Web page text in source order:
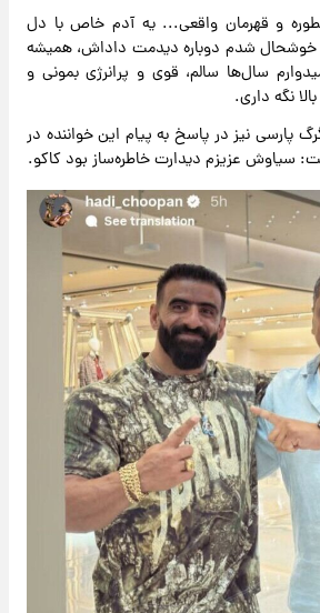
و قهرمان واقعی... یه آدم خاص با دل
خوشحال شدم دوباره دیدمت داداش، همیشه
سال‌ها سالم، قوی و پرانرژی بمونی و
نگه داری.
پارسی نیز در پاسخ به پیام این خواننده در
عزیزم دیدارت خاطره‌ساز بود کاکو.